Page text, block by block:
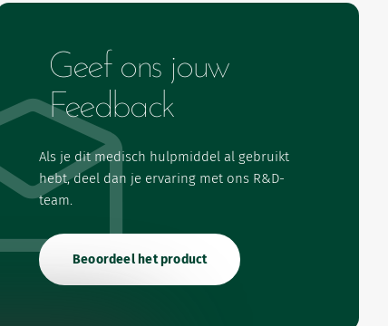
Geef ons jouw
Feedback
Als je dit medisch hulpmiddel al gebruikt
hebt, deel dan je ervaring met ons R&D-
team.
Beoordeel het product